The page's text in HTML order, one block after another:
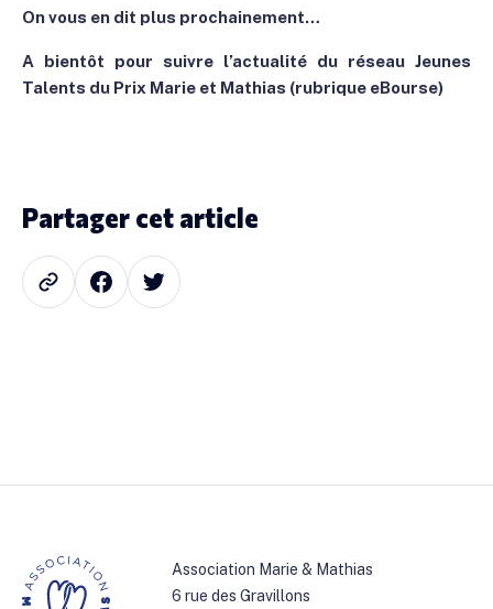
On vous en dit plus prochainement…
A bientôt pour suivre l’actualité du réseau Jeunes
Talents du Prix Marie et Mathias (rubrique eBourse)
Partager cet article
Association Marie & Mathias
6 rue des Gravillons